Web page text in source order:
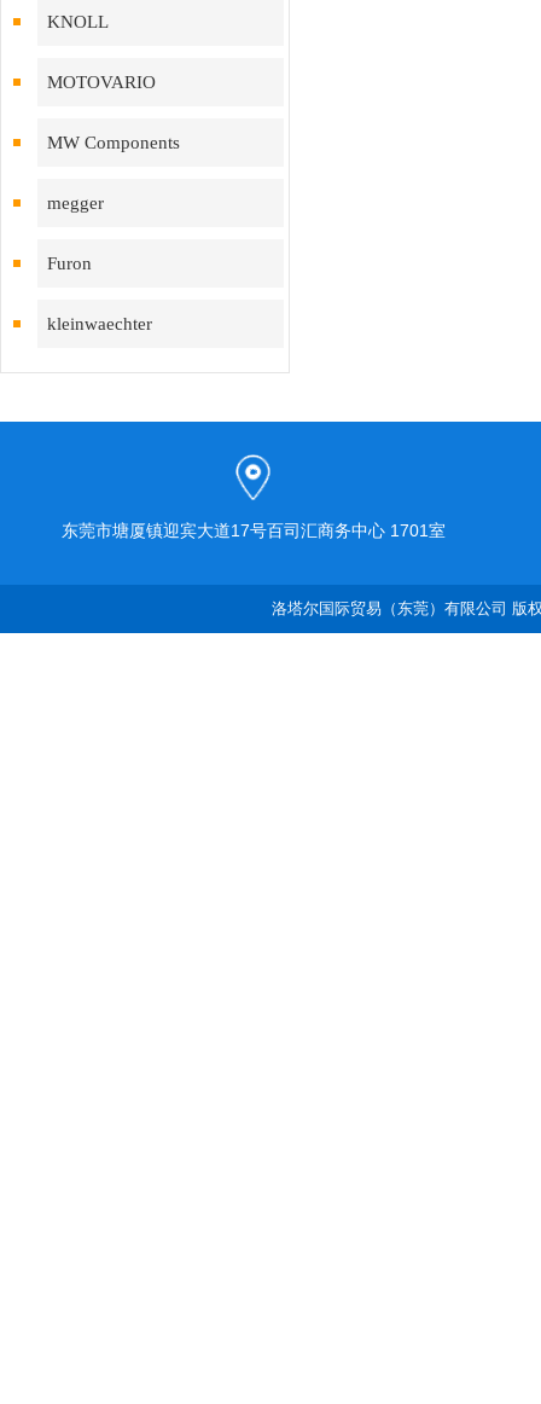
KNOLL
MOTOVARIO
MW Components
megger
Furon
kleinwaechter
东莞市塘厦镇迎宾大道17号百司汇商务中心 1701室
洛塔尔国际贸易（东莞）有限公司 版